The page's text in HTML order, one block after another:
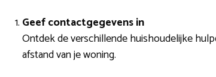
Geef contactgegevens in
Ontdek de verschillende huishoudelijke
afstand van je woning.